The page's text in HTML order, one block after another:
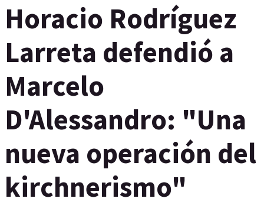
Horacio Rodríguez
Larreta defendió a
Marcelo
D'Alessandro: "Una
nueva operación del
kirchnerismo"